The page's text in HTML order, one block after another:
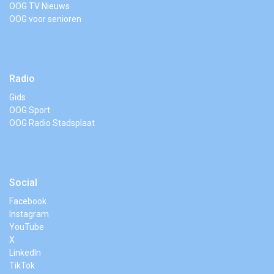
OOG TV Nieuws
OOG voor senioren
Radio
Gids
OOG Sport
OOG Radio Stadsplaat
Social
Facebook
Instagram
YouTube
X
LinkedIn
TikTok